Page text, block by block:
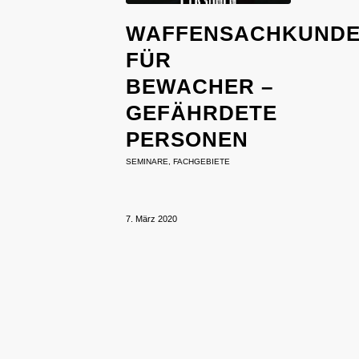
FÜR
BEWACHER –
GEFÄHRDETE
PERSONEN
SEMINARE, FACHGEBIETE
7. März 2020